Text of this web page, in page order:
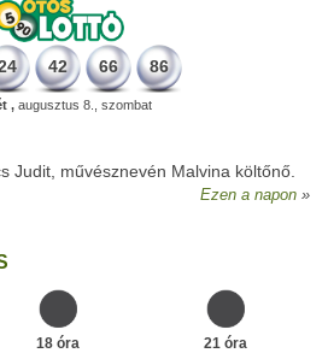
42 66 86
,augusztus 8., szombat
Judit, művésznevén Malvina költőnő.
Ezen a napon
18 óra
21 óra